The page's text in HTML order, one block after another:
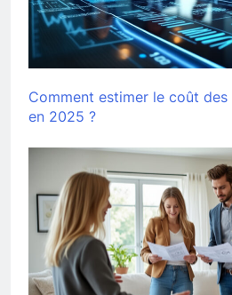
Comment estimer le coût des
en 2025 ?